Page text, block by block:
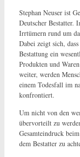
Stephan Neuser ist
Deutscher Bestatter.
Irrtümern rund um
Dabei zeigt sich,
Bestattung ein
Produkten und
weiter, werden
einem Todesfall im
konfrontiert.
Um nicht von den
übervorteilt zu
Gesamteindruck
dem Bestatter zu